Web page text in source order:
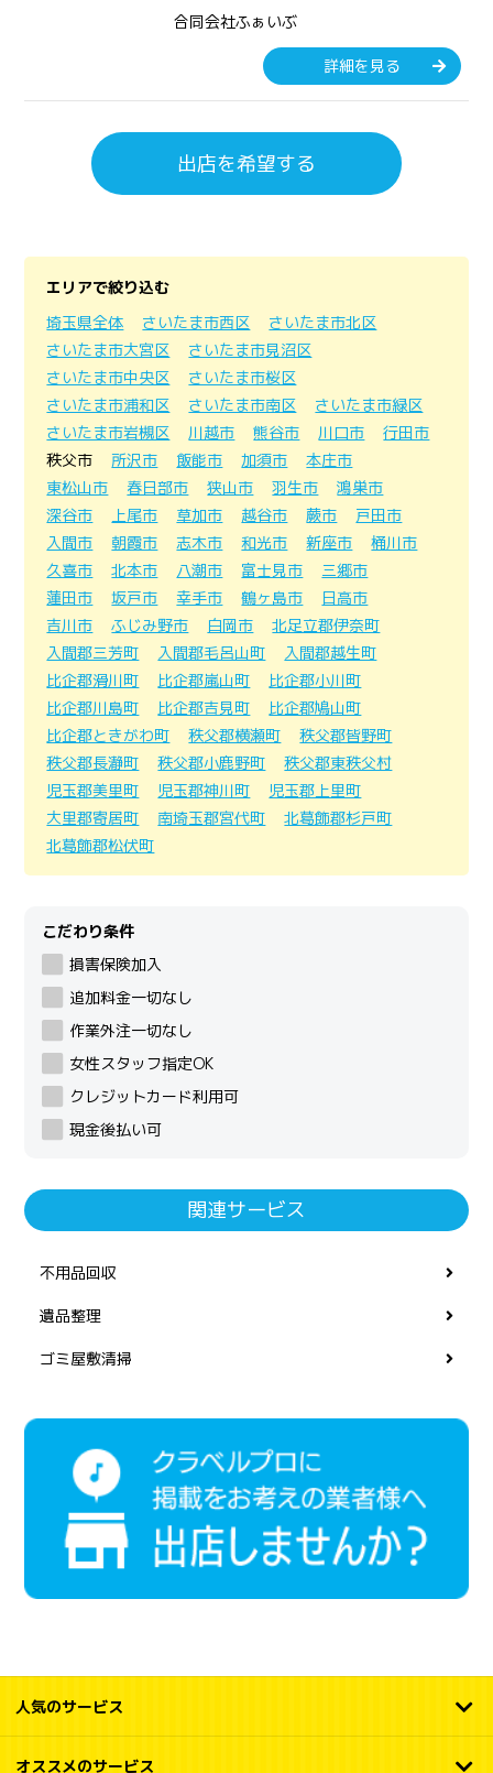
合同会社ふぁいぶ
詳細を見る
出店を希望する
エリアで絞り込む
埼玉県全体
さいたま市西区
さいたま市北区
さいたま市大宮区
さいたま市見沼区
さいたま市中央区
さいたま市桜区
さいたま市浦和区
さいたま市南区
さいたま市緑区
さいたま市岩槻区
川越市 熊谷市 川口市
行田市
秩父市
所沢市 飯能市 加須市
本庄市
東松山市
春日部市 狭山市 羽生市
鴻巣市
深谷市
上尾市 草加市 越谷市 蕨市
戸田市
入間市
朝霞市 志木市 和光市 新座市
桶川市
久喜市
北本市 八潮市 富士見市
三郷市
蓮田市
坂戸市 幸手市 鶴ヶ島市
日高市
吉川市
ふじみ野市 白岡市
北足立郡伊奈町
入間郡三芳町
入間郡毛呂山町
入間郡越生町
比企郡滑川町
比企郡嵐山町
比企郡小川町
比企郡川島町
比企郡吉見町
比企郡鳩山町
比企郡ときがわ町
秩父郡横瀬町
秩父郡皆野町
秩父郡長瀞町
秩父郡小鹿野町
秩父郡東秩父村
児玉郡美里町
児玉郡神川町
児玉郡上里町
大里郡寄居町
南埼玉郡宮代町
北葛飾郡杉戸町
北葛飾郡松伏町
こだわり条件
損害保険加入
追加料金一切なし
作業外注一切なし
女性スタッフ指定OK
クレジットカード利用可
現金後払い可
関連サービス
不用品回収
遺品整理
ゴミ屋敷清掃
人気のサービス
オススメのサービス